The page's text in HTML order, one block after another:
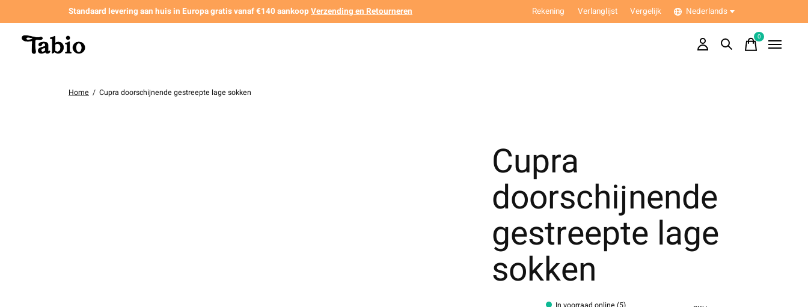
Standaard levering aan huis in Europa gratis vanaf €140 aankoop Verzending en Retourneren Rekening Verlanglijst Vergelijk Nederlands
0items
Home / Cupra doorschijnende gestreepte lage sokken
Cupra
doorschijnende
gestreepte lage
sokken